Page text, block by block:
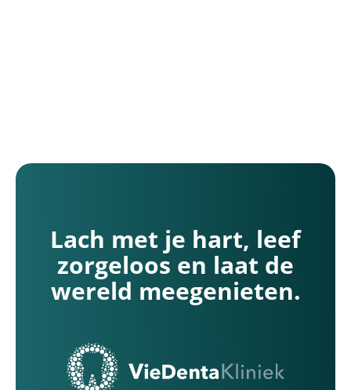
Lach met je hart, leef
zorgeloos en laat de
wereld meegenieten.